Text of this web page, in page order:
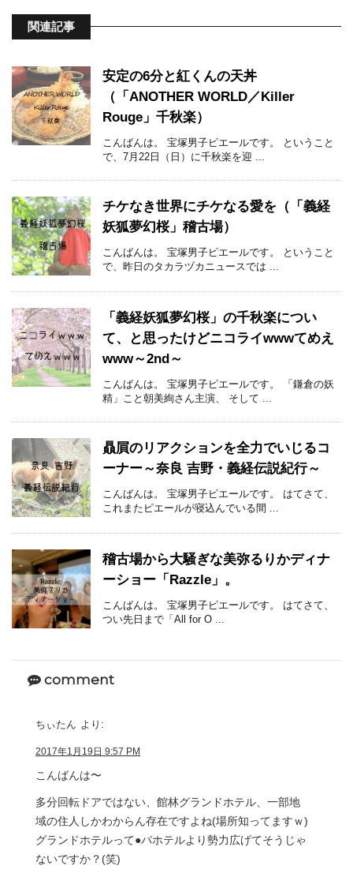
関連記事
安定の6分と紅くんの天丼
（「ANOTHER WORLD／Killer
Rouge」千秋楽）
こんばんは。 宝塚男子ピエールです。 ということ
で、7月22日（日）に千秋楽を迎 ...
チケなき世界にチケなる愛を（「義経
妖狐夢幻桜」稽古場）
こんばんは。 宝塚男子ピエールです。 ということ
で、昨日のタカラヅカニュースでは ...
「義経妖狐夢幻桜」の千秋楽につい
て、と思ったけどニコライwwwてめえ
www～2nd～
こんばんは。 宝塚男子ピエールです。 「鎌倉の妖
精」こと朝美絢さん主演、 そして ...
贔屓のリアクションを全力でいじるコ
ーナー～奈良 吉野・義経伝説紀行～
こんばんは。 宝塚男子ピエールです。 はてさて、
これまたピエールが寝込んでいる間 ...
稽古場から大騒ぎな美弥るりかディナ
ーショー「Razzle」。
こんばんは。 宝塚男子ピエールです。 はてさて、
つい先日まで「All for O ...
comment
ちぃたん より:
2017年1月19日 9:57 PM
こんばんは〜
多分回転ドアではない、館林グランドホテル、一部地
域の住人しかわからん存在ですよね(場所知ってますｗ)
グランドホテルって●パホテルより勢力広げてそうじゃ
ないですか？(笑)